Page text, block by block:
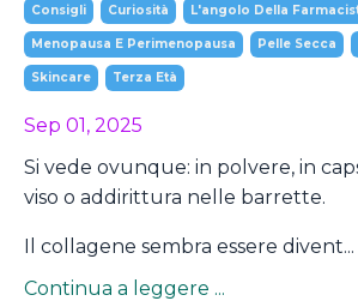
Consigli Curiosità L'angolo Della
Menopausa E Perimenopausa Pelle Secca
Skincare Terza Età
Sep 01, 2025
Si vede ovunque: in polvere, in
viso o addirittura nelle barrette.
Il collagene sembra essere divent...
Continua a leggere ...